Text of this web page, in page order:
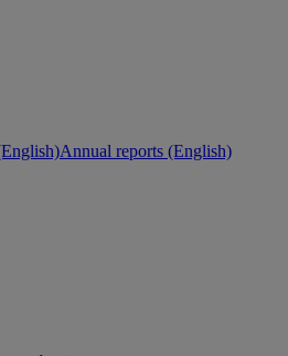
Annual reports (English)